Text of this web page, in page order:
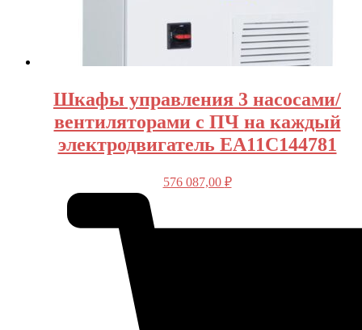
Шкафы управления 3 насосами/
вентиляторами с ПЧ на каждый
электродвигатель EA11C144781
576 087,00 ₽